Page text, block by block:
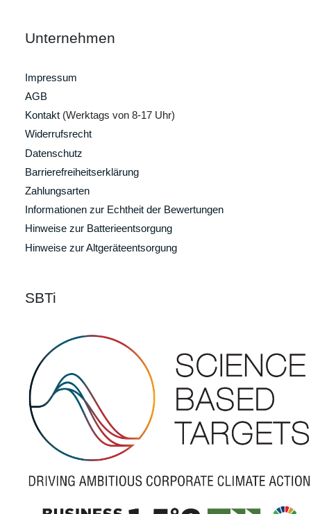
Unternehmen
Impressum
AGB
Kontakt (Werktags von 8-17 Uhr)
Widerrufsrecht
Datenschutz
Barrierefreiheitserklärung
Zahlungsarten
Informationen zur Echtheit der Bewertungen
Hinweise zur Batterieentsorgung
Hinweise zur Altgeräteentsorgung
SBTi